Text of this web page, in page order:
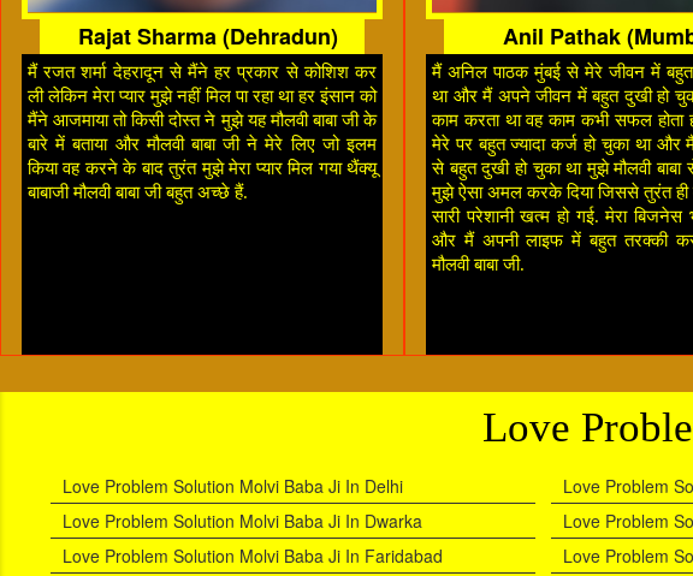
Rajat Sharma (Dehradun)
मैं रजत शर्मा देहरादून से मैंने हर प्रकार से कोशिश कर
ली लेकिन मेरा प्यार मुझे नहीं मिल पा रहा था हर इंसान को
मैंने आजमाया तो किसी दोस्त ने मुझे यह मौलवी बाबा जी के
बारे में बताया और मौलवी बाबा जी ने मेरे लिए जो इलम
किया वह करने के बाद तुरंत मुझे मेरा प्यार मिल गया थैंक्यू
बाबाजी मौलवी बाबा जी बहुत अच्छे हैं.
Anil Pathak
मैं अनिल पाठक मुंबई से मेरे जीवन में बहुत
था और मैं अपने जीवन में बहुत दुखी हो
काम करता था वह काम कभी सफल होता
मेरे पर बहुत ज्यादा कर्ज हो चुका था और
से बहुत दुखी हो चुका था मुझे मौलवी बाबा
मुझे ऐसा अमल करके दिया जिससे तुरंत ही
सारी परेशानी खत्म हो गई. मेरा बिजनेस
और मैं अपनी लाइफ में बहुत तरक्की
मौलवी बाबा जी.
Love
Love Problem Solution Molvi Baba Ji In Delhi Love Problem
Love Problem Solution Molvi Baba Ji In Dwarka
Love Problem
Love Problem Solution Molvi Baba Ji In Faridabad
Love Problem